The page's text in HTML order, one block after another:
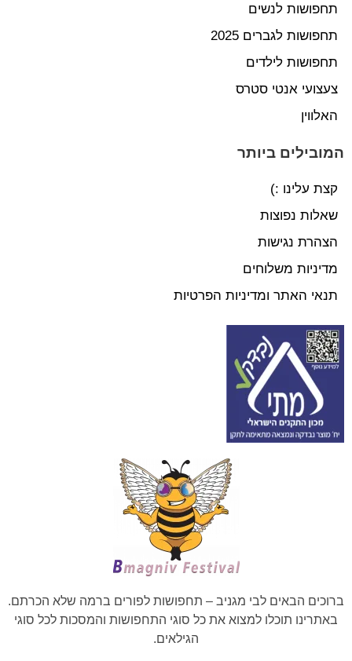
תחפושות לנשים
תחפושות לגברים 2025
תחפושות לילדים
צעצועי אנטי סטרס
האלווין
המובילים ביותר
קצת עלינו :)
שאלות נפוצות
הצהרת נגישות
מדיניות משלוחים
תנאי האתר ומדיניות הפרטיות
ברוכים הבאים לבי מגניב – תחפושות לפורים ברמה שלא הכרתם.
באתרינו תוכלו למצוא את כל סוגי התחפושות והמסכות לכל סוגי
הגילאים.